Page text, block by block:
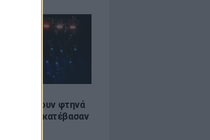
βγάζουν φτηνά
κατέβασαν